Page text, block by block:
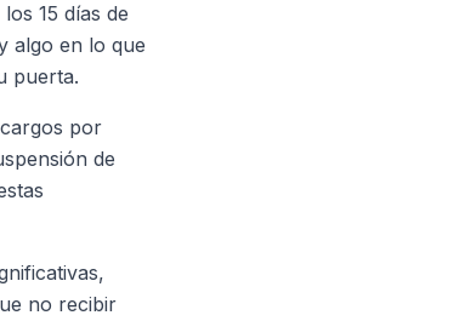
15 días de
algo en lo que
puerta.
por
de
no recibir